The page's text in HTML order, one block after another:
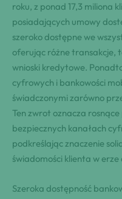
roku, z ponad 17,3 miliona
posiadających umowy
szeroko dostępne we
oferując różne transakcje,
wnioski kredytowe.
cyfrowych i bankowości
świadczonymi zarówno
Ten zwrot oznacza
bezpiecznych kanałach
podkreślając znaczenie
świadomości klienta w
Szeroka dostępność